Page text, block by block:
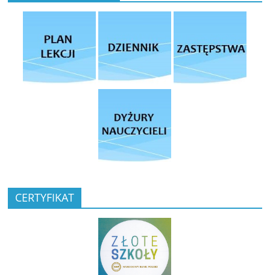
CERTYFIKAT